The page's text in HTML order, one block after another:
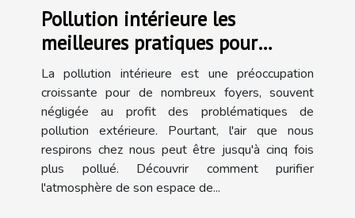
Pollution intérieure les
meilleures pratiques pour
assainir votre environnement
domestique
La pollution intérieure est une préoccupation
croissante pour de nombreux foyers, souvent
négligée au profit des problématiques de
pollution extérieure. Pourtant, l'air que nous
respirons chez nous peut être jusqu'à cinq fois
plus pollué. Découvrir comment purifier
l'atmosphère de son espace de...